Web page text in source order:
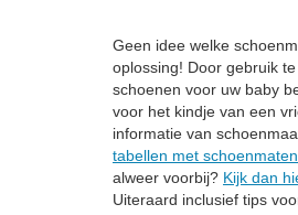
Geen idee welke
oplossing! Door gebruik
schoenen voor uw baby
voor het kindje van een
informatie van
tabellen met
alweer voorbij? Kijk dan
Uiteraard inclusief tips